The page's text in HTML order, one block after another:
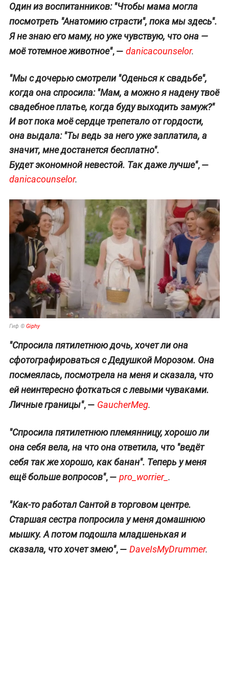
Один из воспитанников: "Чтобы мама могла
посмотреть "Анатомию страсти", пока мы здесь".
Я не знаю его маму, но уже чувствую, что она —
моё тотемное животное", — danicacounselor.
"Мы с дочерью смотрели "Оденься к свадьбе",
когда она спросила: "Мам, а можно я надену твоё
свадебное платье, когда буду выходить замуж?"
И вот пока моё сердце трепетало от гордости,
она выдала: "Ты ведь за него уже заплатила, а
значит, мне достанется бесплатно".
Будет экономной невестой. Так даже лучше", —
danicacounselor.
Гиф © Giphy
"Спросила пятилетнюю дочь, хочет ли она
сфотографироваться с Дедушкой Морозом. Она
посмеялась, посмотрела на меня и сказала, что
ей неинтересно фоткаться с левыми чуваками.
Личные границы", — GaucherMeg.
"Спросила пятилетнюю племянницу, хорошо ли
она себя вела, на что она ответила, что "ведёт
себя так же хорошо, как банан". Теперь у меня
ещё больше вопросов", — pro_worrier_ .
"Как-то работал Сантой в торговом центре.
Старшая сестра попросила у меня домашнюю
мышку. А потом подошла младшенькая и
сказала, что хочет змею", — DaveIsMyDrummer.